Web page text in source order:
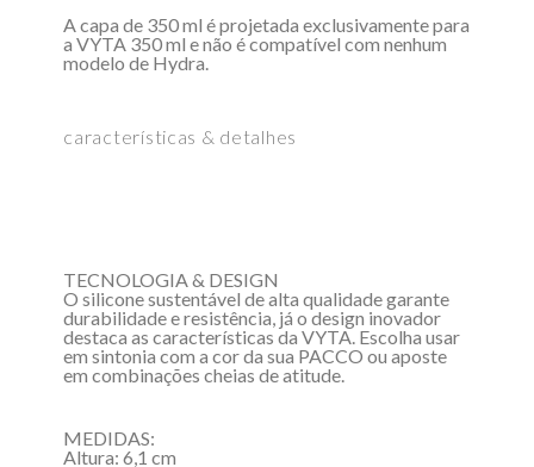
A capa de 350 ml é projetada exclusivamente para
a VYTA 350 ml e não é compatível com nenhum
modelo de Hydra.
características & detalhes
TECNOLOGIA & DESIGN
O silicone sustentável de alta qualidade garante
durabilidade e resistência, já o design inovador
destaca as características da VYTA. Escolha usar
em sintonia com a cor da sua PACCO ou aposte
em combinações cheias de atitude.
MEDIDAS:
Altura: 6,1 cm